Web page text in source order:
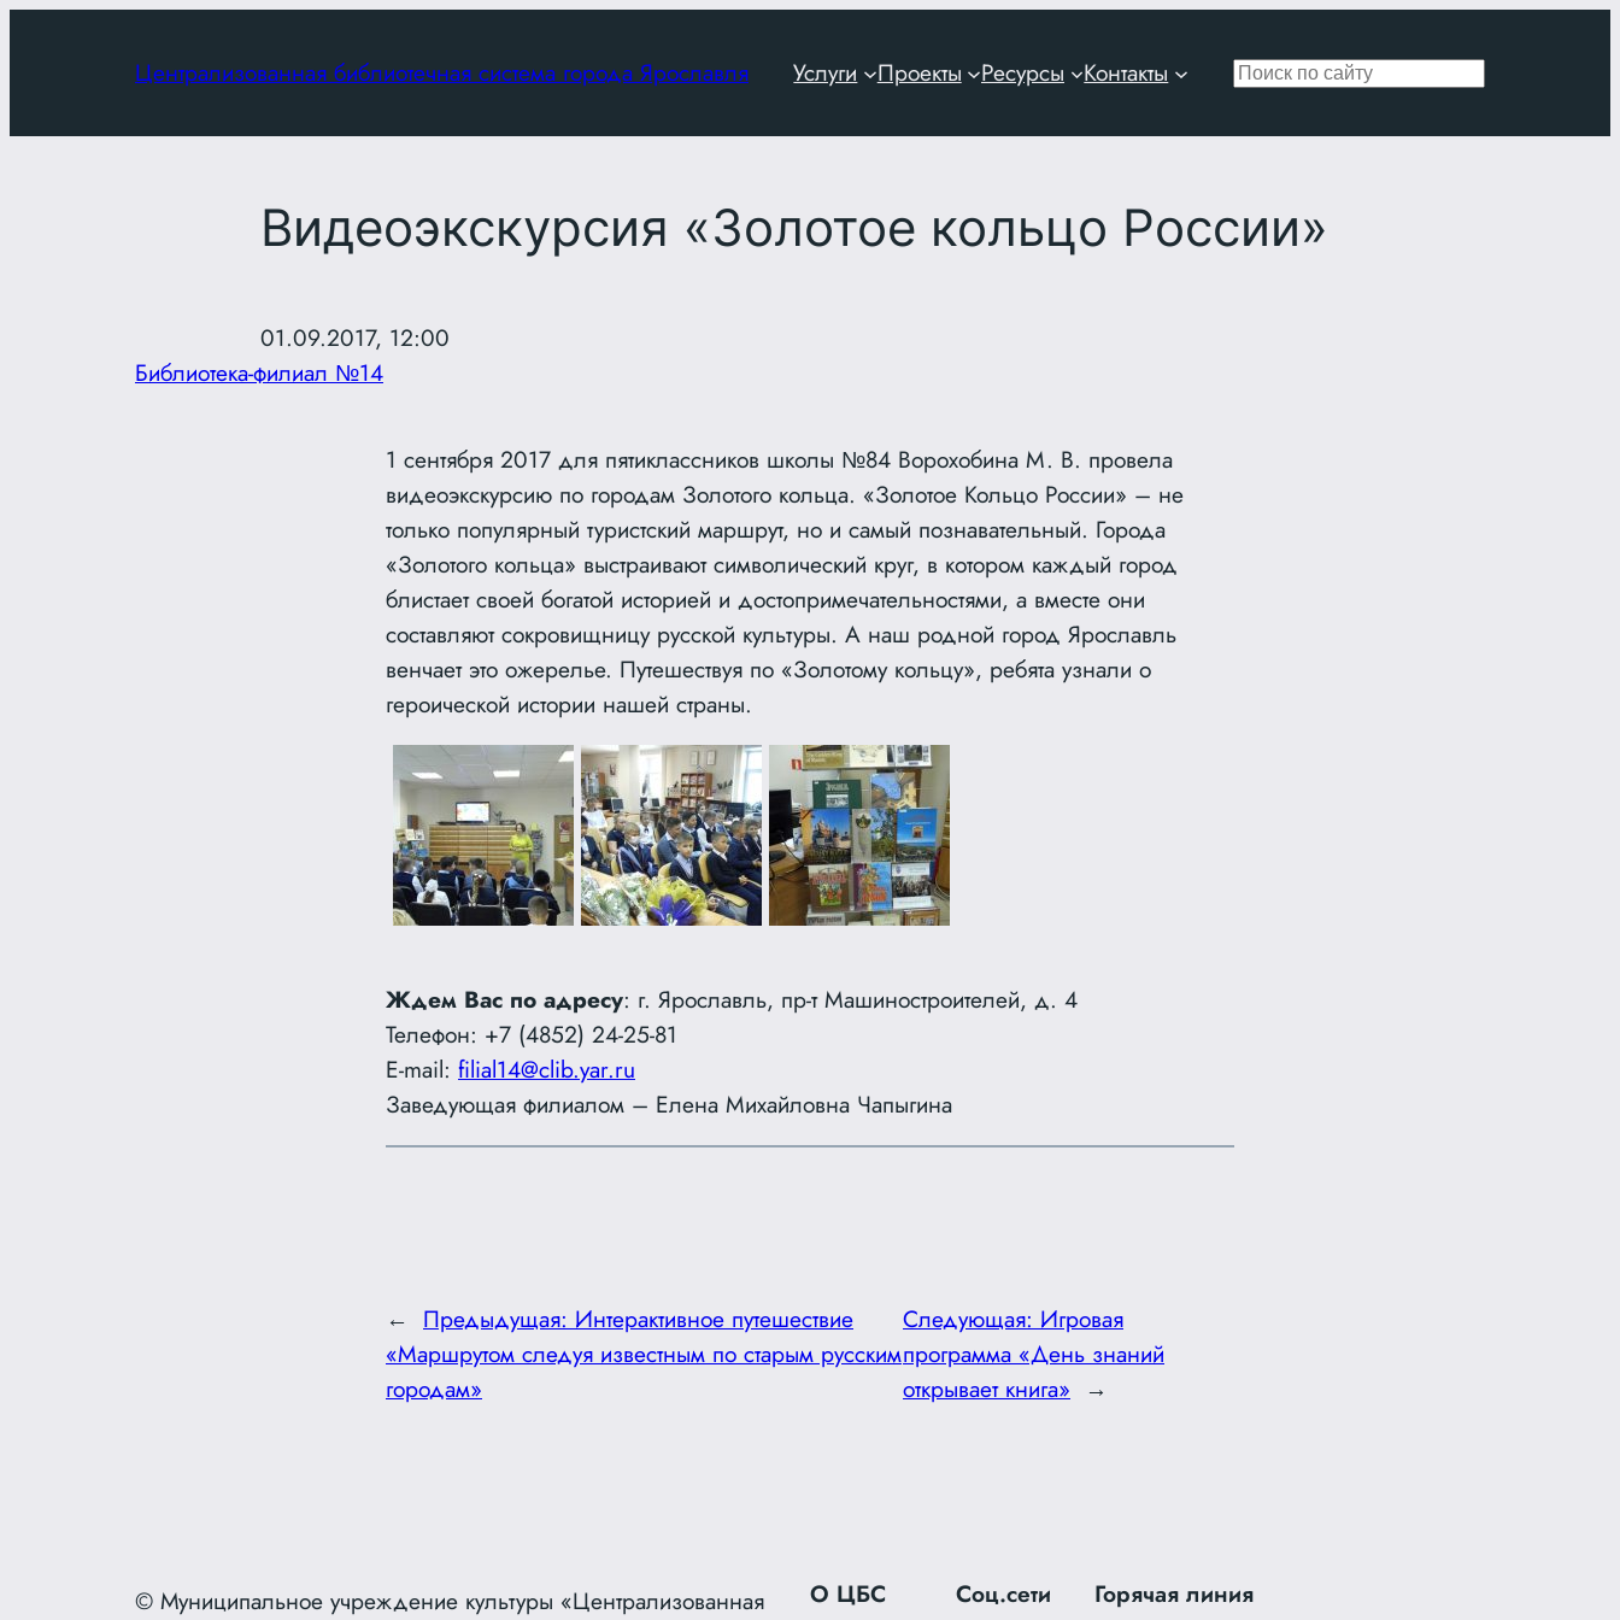
Централизованная библиотечная система города Ярославля Услуги Проекты Ресурсы Контакты Поиск
Видеоэкскурсия «Золотое кольцо России»
01.09.2017, 12:00
Библиотека-филиал №14
1 сентября 2017 для пятиклассников школы №84 Ворохобина М. В. провела
видеоэкскурсию по городам Золотого кольца. «Золотое Кольцо России» – не
только популярный туристский маршрут, но и самый познавательный. Города
«Золотого кольца» выстраивают символический круг, в котором каждый город
блистает своей богатой историей и достопримечательностями, а вместе они
составляют сокровищницу русской культуры. А наш родной город Ярославль
венчает это ожерелье. Путешествуя по «Золотому кольцу», ребята узнали о
героической истории нашей страны.
Ждем Вас по адресу: г. Ярославль, пр-т Машиностроителей, д. 4
Телефон: +7 (4852) 24-25-81
E-mail: filial14@clib.yar.ru
Заведующая филиалом – Елена Михайловна Чапыгина
← Предыдущая: Интерактивное путешествие
«Маршрутом следуя известным по старым русским
городам»
Следующая: Игровая
программа «День знаний
открывает книга» →
© Муниципальное учреждение культуры «Централизованная
О ЦБС Соц.сети Горячая линия